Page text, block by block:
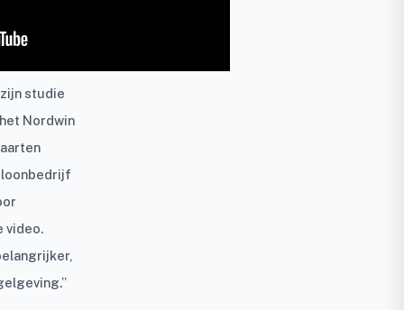
studie
Nordwin
loonbedrijf
video.